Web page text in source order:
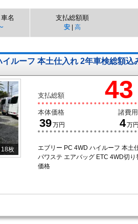
名 支払総額順
安| 高
イルーフ 本土仕入れ 2年車検総額込
枚
支払総額 43
本体価格
39万円
諸費用
4万円
エブリー PC 4WD ハイルーフ 本土
パワステ エアバッグ ETC 4WD切
価格